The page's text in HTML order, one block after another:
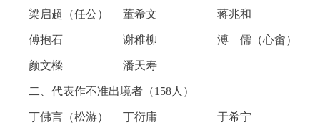
梁启超（任公） 董希文 蒋兆和
傅抱石 谢稚柳 溥 儒（心畬）
颜文樑 潘天寿
二、代表作不准出境者（158人）
丁佛言（松游） 丁衍庸 于希宁